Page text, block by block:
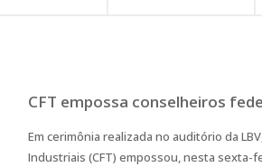
CFT empossa conselheiros
Em cerimônia realizada no auditório da
Industriais (CFT) empossou, nesta sexta-